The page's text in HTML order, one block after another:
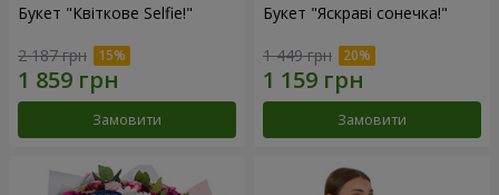
Букет "Квіткове Selfie!"
2 187 грн
Замовити
Букет "Яскраві сонечка!"
1 449 грн
Замовити